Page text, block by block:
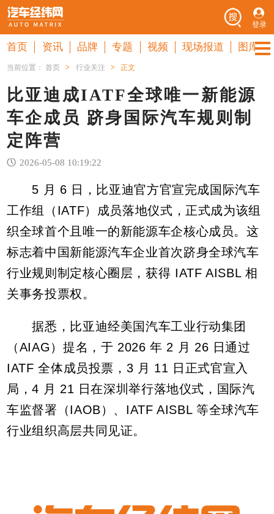
登录
首页 资讯 品牌 专题 视频 现场报道 图库
当前位置：首页 > 行业关注 > 正文
比亚迪成IATF全球唯一新能源
车企成员 跻身国际汽车规则制
定阵营
2026-05-08 10:19:22
5 月 6 日，比亚迪官方官宣完成国际汽车
工作组（IATF）成员落地仪式，正式成为该组
织全球首个且唯一的新能源车企核心成员。这
标志着中国新能源汽车企业首次跻身全球汽车
行业规则制定核心圈层，获得 IATF AISBL 相
关事务投票权。
据悉，比亚迪经美国汽车工业行动集团
（AIAG）提名，于 2026 年 2 月 26 日通过
IATF 全体成员投票，3 月 11 日正式官宣入
局，4 月 21 日在深圳举行落地仪式，国际汽
车监督署（IAOB）、IATF AISBL 等全球汽车
行业组织高层共同见证。